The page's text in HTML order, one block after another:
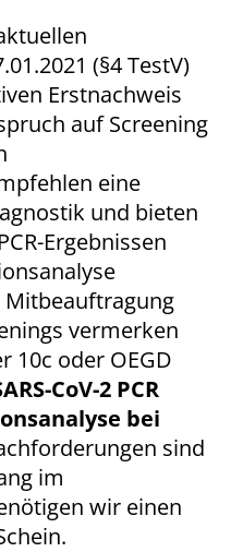
(§4 TestV)
Erstnachweis
auf Screening
eine
und bieten
Ergebnissen
Mitbeauftragung
vermerken
10c oder OEGD
CoV-2 PCR
bei
sind
im
wir einen
Analysen. Erzeugt
wie der Besucher die
und Social Media
werden von
gesetzt.